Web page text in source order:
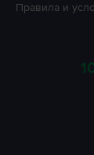
Правила и